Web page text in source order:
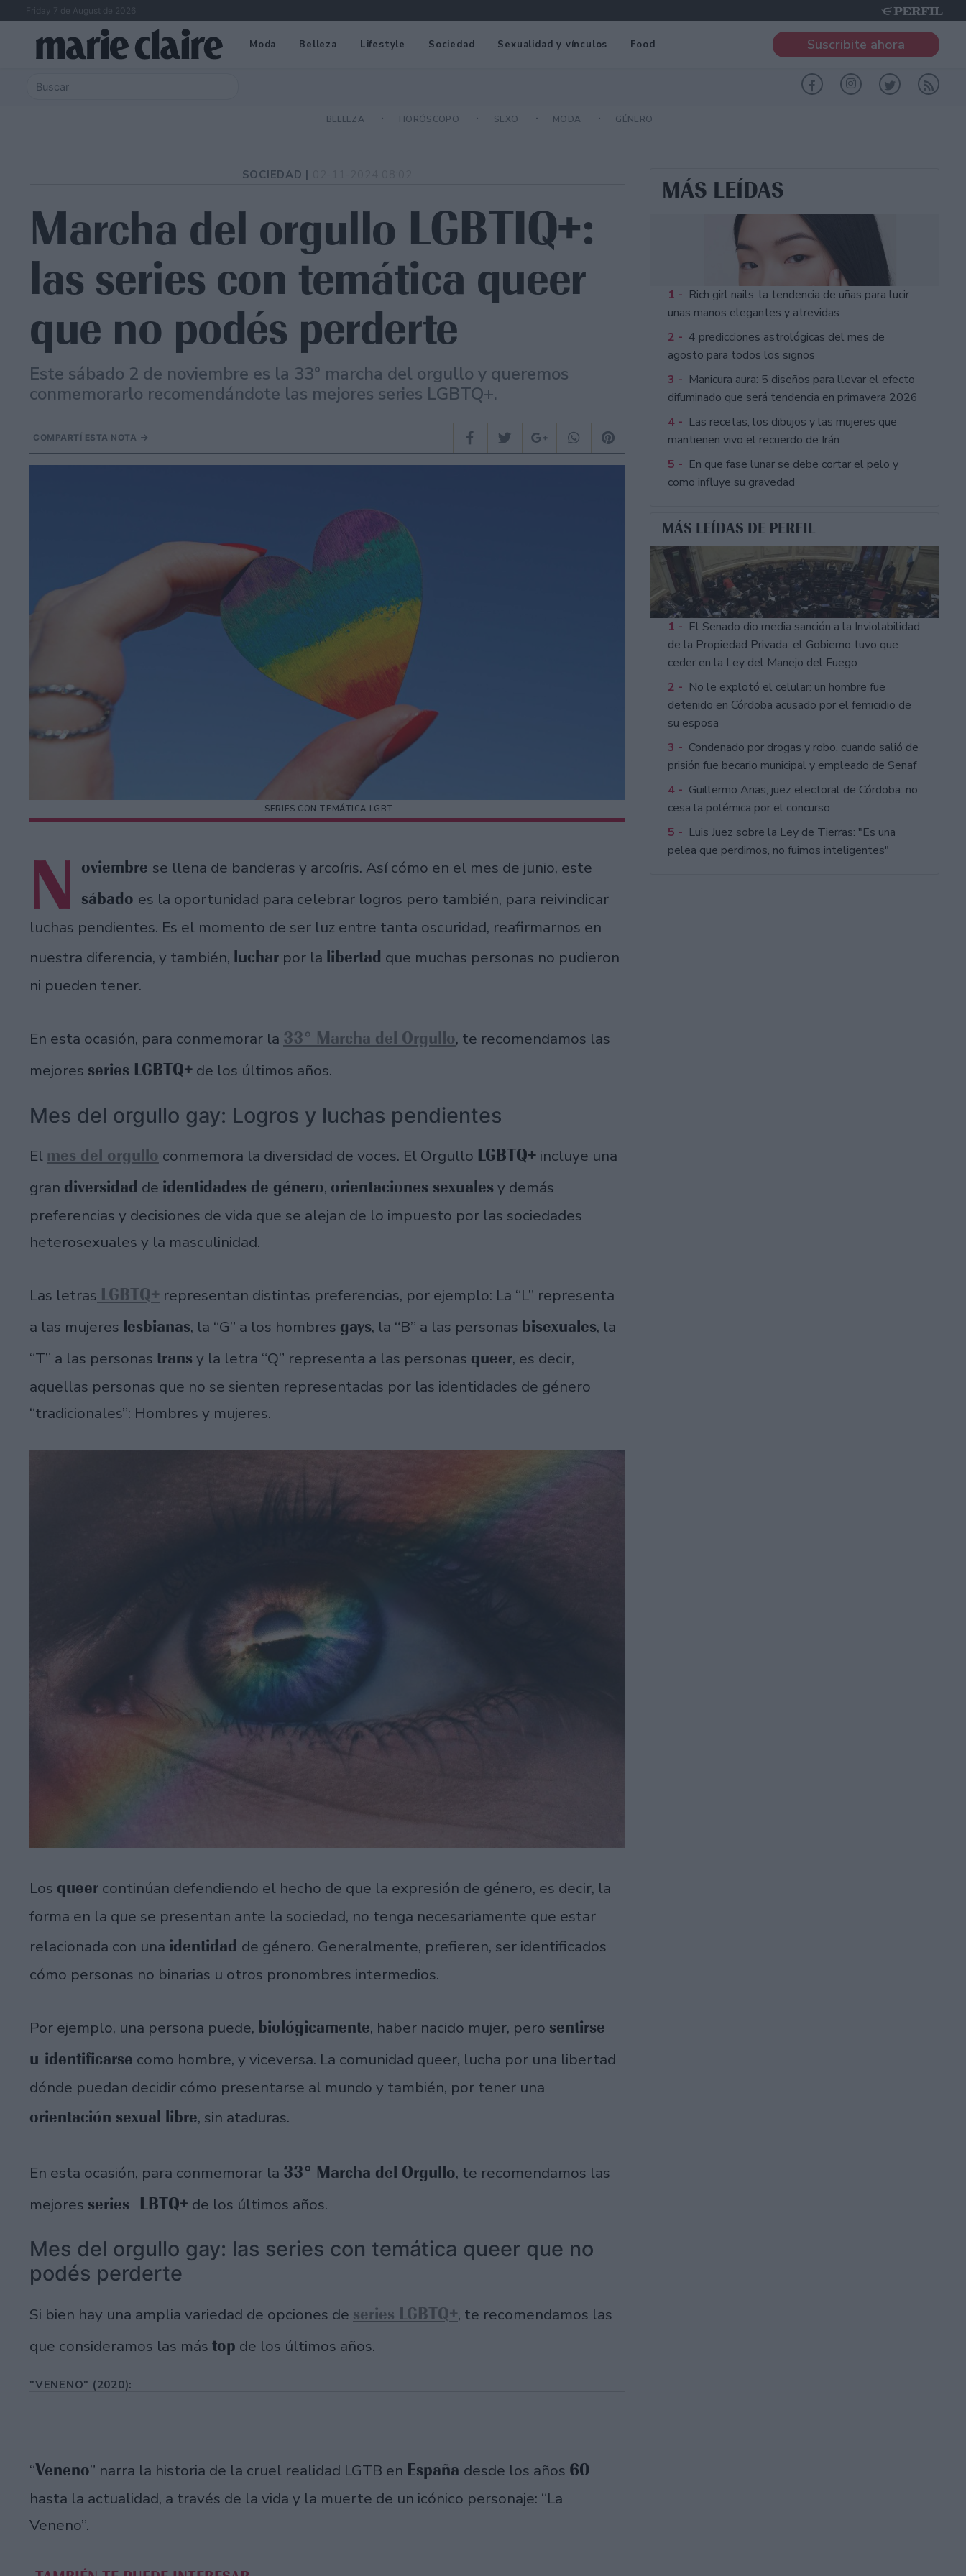
Friday 7 de August de 2026
Moda Belleza Lifestyle Sociedad Sexualidad y vínculos Food Suscribite ahora
BELLEZA HORÓSCOPO SEXO MODA GÉNERO
SOCIEDAD |
Marcha del orgullo LGBTIQ+:
las series con temática queer
que no podés perderte
Este sábado 2 de noviembre es la 33° marcha del orgullo y queremos
conmemorarlo recomendándote las mejores series LGBTQ+.
COMPARTÍ ESTA NOTA
SERIES CON TEMÁTICA LGBT.
N oviembre se llena de banderas y arcoíris. Así cómo en el mes de junio, este
sábado es la oportunidad para celebrar logros pero también, para reivindicar
luchas pendientes. Es el momento de ser luz entre tanta oscuridad, reafirmarnos en
nuestra diferencia, y también, luchar por la libertad que muchas personas no pudieron
ni pueden tener.
En esta ocasión, para conmemorar la 33° Marcha del Orgullo, te recomendamos las
mejores series LGBTQ+ de los últimos años.
Mes del orgullo gay: Logros y luchas pendientes
El mes del orgullo conmemora la diversidad de voces. El Orgullo LGBTQ+ incluye una
gran diversidad de identidades de género, orientaciones sexualesy demás
preferencias y decisiones de vida que se alejan de lo impuesto por las sociedades
heterosexuales y la masculinidad.
Las letras LGBTQ+ representan distintas preferencias, por ejemplo: La “L” representa
a las mujeres lesbianas, la “G” a los hombres gays, la “B” a las personas bisexuales, la
“T” a las personas transy la letra “Q” representa a las personas queer, es decir,
aquellas personas que no se sienten representadas por las identidades de género
“tradicionales”: Hombres y mujeres.
Los queer continúan defendiendo el hecho de que la expresión de género, es decir, la
forma en la que se presentan ante la sociedad, no tenga necesariamente que estar
relacionada con una identidad de género. Generalmente, prefieren, ser identificados
cómo personas no binarias u otros pronombres intermedios.
Por ejemplo, una persona puede, biológicamente, haber nacido mujer, pero sentirse
u identificarse como hombre, y viceversa. La comunidad queer, lucha por una libertad
dónde puedan decidir cómo presentarse al mundo y también, por tener una
orientación sexual libre, sin ataduras.
En esta ocasión, para conmemorar la 33° Marcha del Orgullo, te recomendamos las
mejores series LBTQ+ de los últimos años.
Mes del orgullo gay: las series con temática queer que no
podés perderte
Si bien hay una amplia variedad de opciones de series LGBTQ+, te recomendamos las
que consideramos las más top de los últimos años.
"VENENO" (2020):
“Veneno” narra la historia de la cruel realidad LGTB en España desde los años 60
hasta la actualidad, a través de la vida y la muerte de un icónico personaje: “La
Veneno”.
MÁS LEÍDAS
1 - Rich girl nails: la tendencia de uñas para lucir
unas manos elegantes y atrevidas
2 - 4 predicciones astrológicas del mes de
agosto para todos los signos
3 - Manicura aura: 5 diseños para llevar el efecto
difuminado que será tendencia en primavera 2026
4 - Las recetas, los dibujos y las mujeres que
mantienen vivo el recuerdo de Irán
5 - En que fase lunar se debe cortar el pelo y
como influye su gravedad
MÁS LEÍDAS DE PERFIL
1 - El Senado dio media sanción a la Inviolabilidad
de la Propiedad Privada: el Gobierno tuvo que
ceder en la Ley del Manejo del Fuego
2 - No le explotó el celular: un hombre fue
detenido en Córdoba acusado por el femicidio de
su esposa
3 - Condenado por drogas y robo, cuando salió de
prisión fue becario municipal y empleado de Senaf
4 - Guillermo Arias, juez electoral de Córdoba: no
cesa la polémica por el concurso
5 - Luis Juez sobre la Ley de Tierras: "Es una
pelea que perdimos, no fuimos inteligentes"